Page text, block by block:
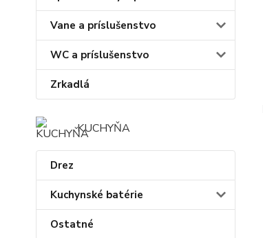
Vane a príslušenstvo
WC a príslušenstvo
Zrkadlá
KUCHYŇA
Drez
Kuchynské batérie
Ostatné